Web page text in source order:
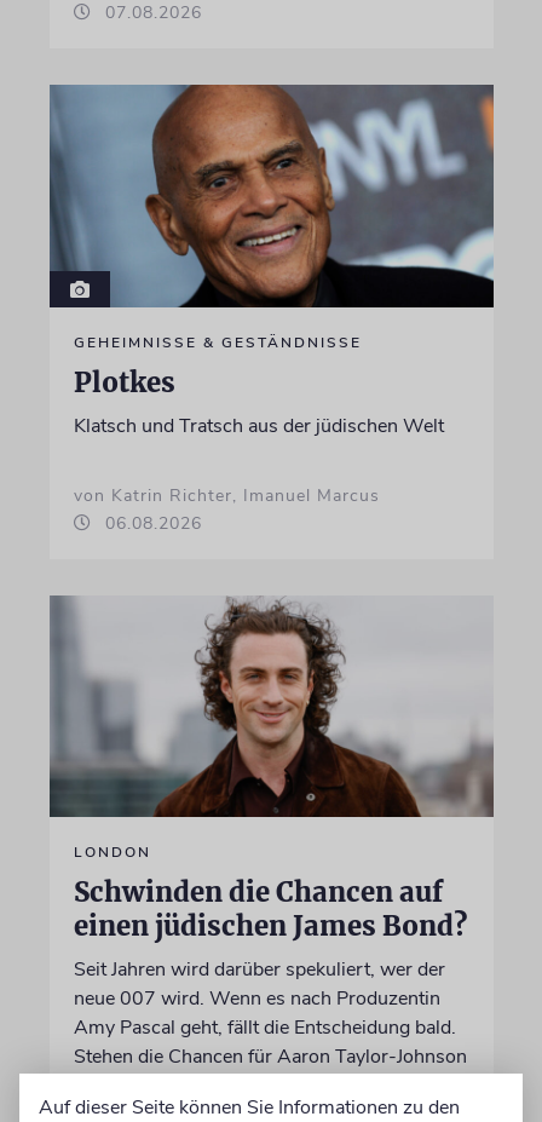
07.08.2026
GEHEIMNISSE & GESTÄNDNISSE
Plotkes
Klatsch und Tratsch aus der jüdischen Welt
von Katrin Richter, Imanuel Marcus
06.08.2026
LONDON
Schwinden die Chancen auf
einen jüdischen James Bond?
Seit Jahren wird darüber spekuliert, wer der
neue 007 wird. Wenn es nach Produzentin
Amy Pascal geht, fällt die Entscheidung bald.
Stehen die Chancen für Aaron Taylor-Johnson
Auf dieser Seite können Sie Informationen zu den